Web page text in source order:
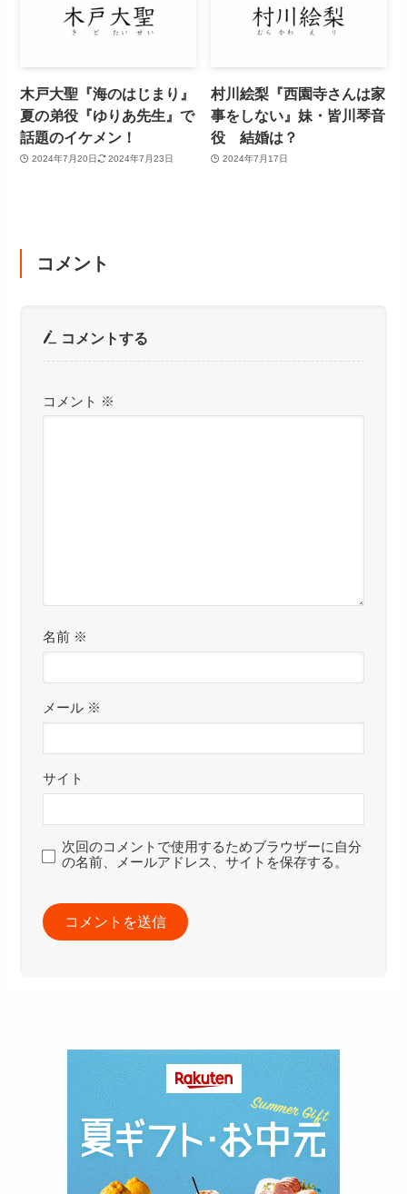
木戸大聖『海のはじまり』
夏の弟役『ゆりあ先生』で
話題のイケメン！
2024年7月20日 2024年7月23日
村川絵梨『西園寺さんは家
事をしない』妹・皆川琴音
役 結婚は？
2024年7月17日
コメント
コメントする
コメント ※
名前 ※
メール ※
サイト
次回のコメントで使用するためブラウザーに自分
の名前、メールアドレス、サイトを保存する。